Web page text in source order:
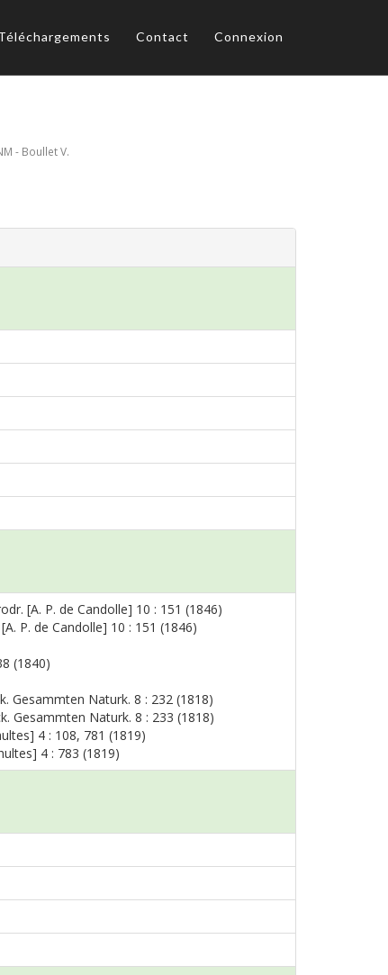
Contact Connexion
- Boullet V.
[A. P. de Candolle] 10 : 151 (1846)
P. de Candolle] 10 : 151 (1846)
(1840)
Gesammten Naturk. 8 : 232 (1818)
Gesammten Naturk. 8 : 233 (1818)
4 : 108, 781 (1819)
4 : 783 (1819)